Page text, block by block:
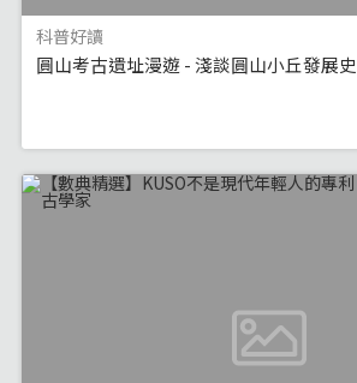
科普好讀
圓山考古遺址漫遊 - 淺談圓山小丘發展史